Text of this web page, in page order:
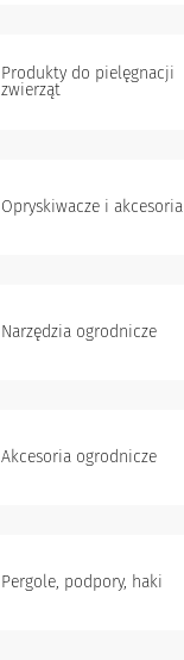
Produkty do pielęgnacji
zwierząt
Opryskiwacze i akcesoria
Narzędzia ogrodnicze
Akcesoria ogrodnicze
Pergole, podpory, haki